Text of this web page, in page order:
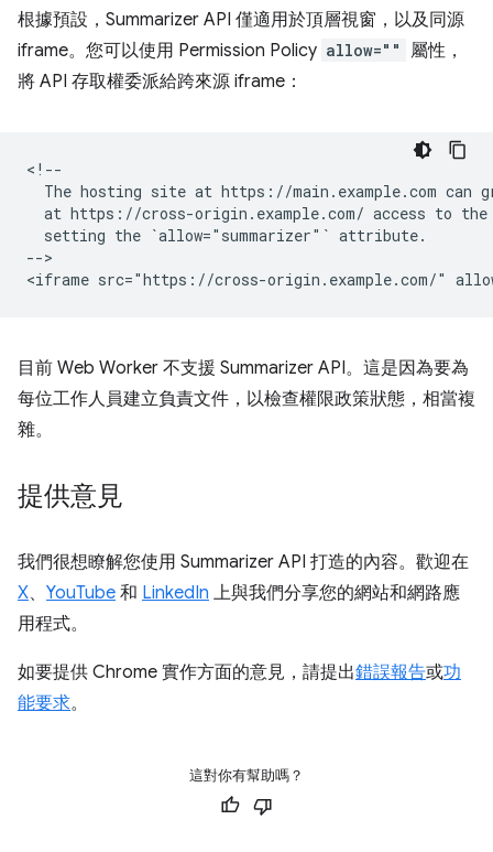
根據預設，Summarizer API 僅適用於頂層視窗，以及同源
iframe。您可以使用 Permission Policy allow="" 屬性，
將 API 存取權委派給跨來源 iframe：
<!--
The hosting site at https://main.example.com can
at https://cross-origin.example.com/ access to
  setting the `allow="summarizer"` attribute.
-->
目前 Web Worker 不支援 Summarizer API。這是因為要為
每位工作人員建立負責文件，以檢查權限政策狀態，相當複
雜。
提供意見
我們很想瞭解您使用 Summarizer API 打造的內容。歡迎在
X、 YouTube 和 LinkedIn 上與我們分享您的網站和網路應
用程式。
如要提供 Chrome 實作方面的意見，請提出錯誤報告或功
能要求。
這對你有幫助嗎？